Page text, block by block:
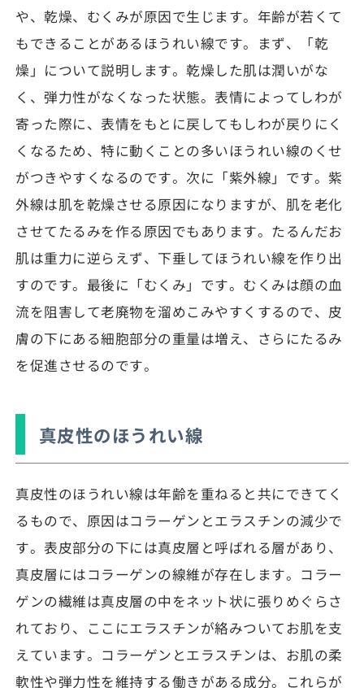
や、乾燥、むくみが原因で生じます。年齢が若くて
もできることがあるほうれい線です。まず、「乾
燥」について説明します。乾燥した肌は潤いがな
く、弾力性がなくなった状態。表情によってしわが
寄った際に、表情をもとに戻してもしわが戻りにく
くなるため、特に動くことの多いほうれい線のくせ
がつきやすくなるのです。次に「紫外線」です。紫
外線は肌を乾燥させる原因になりますが、肌を老化
させてたるみを作る原因でもあります。たるんだお
肌は重力に逆らえず、下垂してほうれい線を作り出
すのです。最後に「むくみ」です。むくみは顔の血
流を阻害して老廃物を溜めこみやすくするので、皮
膚の下にある細胞部分の重量は増え、さらにたるみ
を促進させるのです。
真皮性のほうれい線
真皮性のほうれい線は年齢を重ねると共にできてく
るもので、原因はコラーゲンとエラスチンの減少で
す。表皮部分の下には真皮層と呼ばれる層があり、
真皮層にはコラーゲンの線維が存在します。コラー
ゲンの繊維は真皮層の中をネット状に張りめぐらさ
れており、ここにエラスチンが絡みついてお肌を支
えています。コラーゲンとエラスチンは、お肌の柔
軟性や弾力性を維持する働きがある成分。これらが